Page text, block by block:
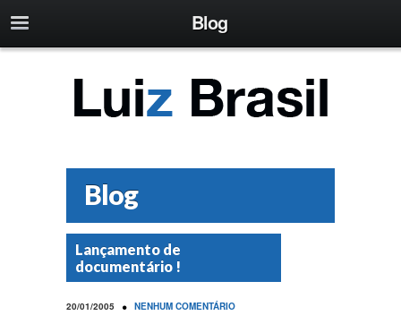
Blog
Blog
Lançamento de
documentário !
20/01/2005 • NENHUM COMENTÁRIO